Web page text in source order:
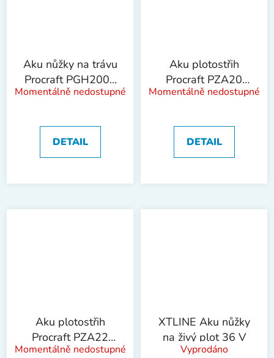
Aku nůžky na trávu
Procraft PGH2000
(bez baterie a
PGH2000
Momentálně nedostupné
DETAIL
Aku plotostřih
Procraft PZA20
bez akumulátoru a
Momentálně nedostupné
DETAIL
Aku plotostřih
Procraft PZA22
(bez baterie a
Momentálně nedostupné
XTLINE Aku nůžky
na živý plot 36 V
Vyprodáno